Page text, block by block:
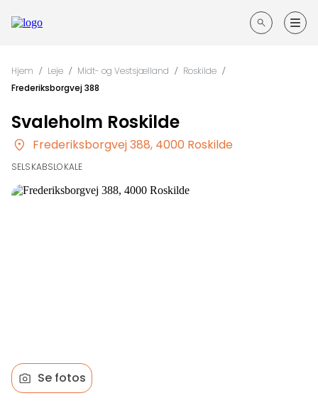
Forside
Opret annonce
Kontakt
Søg
efter
steder
Hjem / Leje / Midt- og Vestsjælland / Roskilde /
Frederiksborgvej 388
Svaleholm Roskilde
Frederiksborgvej 388, 4000 Roskilde
SELSKABSLOKALE
Se fotos